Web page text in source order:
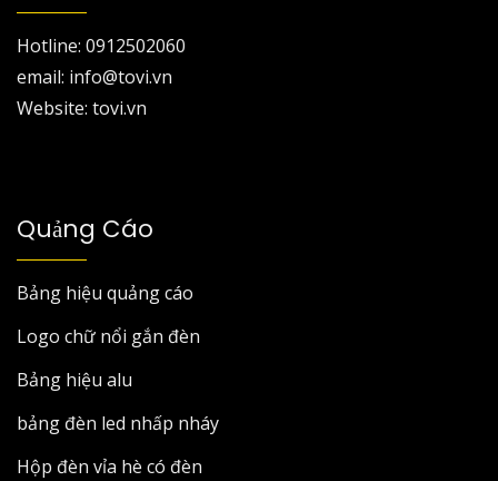
Hotline: 0912502060
email: info@tovi.vn
Website: tovi.vn
Quảng Cáo
Bảng hiệu quảng cáo
Logo chữ nổi gắn đèn
Bảng hiệu alu
bảng đèn led nhấp nháy
Hộp đèn vỉa hè có đèn